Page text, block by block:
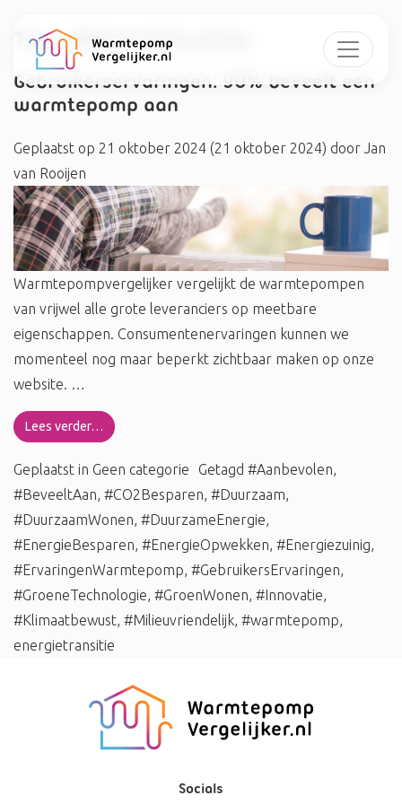
Tag:#Energiezuinig
Gebruikerservaringen: 90% beveelt een
warmtepomp aan
Geplaatst op 21 oktober 2024 (21 oktober 2024) door Jan
van Rooijen
Warmtepompvergelijker vergelijkt de warmtepompen
van vrijwel alle grote leveranciers op meetbare
eigenschappen. Consumentenervaringen kunnen we
momenteel nog maar beperkt zichtbaar maken op onze
website. …
Lees verder…
Geplaatst in Geen categorie Getagd #Aanbevolen,
#BeveeltAan, #CO2Besparen, #Duurzaam,
#DuurzaamWonen, #DuurzameEnergie,
#EnergieBesparen, #EnergieOpwekken, #Energiezuinig,
#ErvaringenWarmtepomp, #GebruikersErvaringen,
#GroeneTechnologie, #GroenWonen, #Innovatie,
#Klimaatbewust, #Milieuvriendelijk, #warmtepomp,
energietransitie
Socials